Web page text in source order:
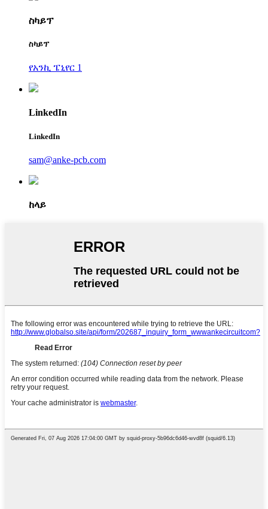
ስካይፕ
ስካይፕ
የአንኪ ፔኒየር 1
LinkedIn
LinkedIn
sam@anke-pcb.com
ከላይ